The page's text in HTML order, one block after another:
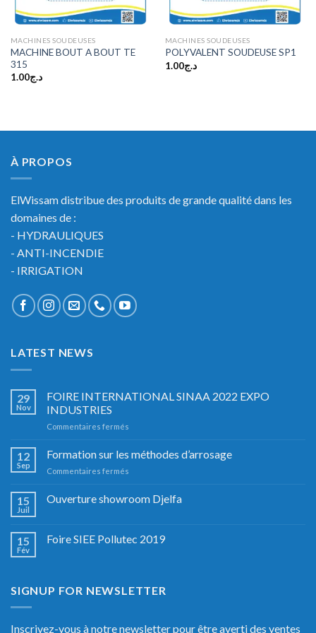
MACHINES SOUDEUSES
MACHINE BOUT A BOUT TE
315
د.ج1.00
MACHINES SOUDEUSES
POLYVALENT SOUDEUSE SP1
د.ج1.00
À PROPOS
ElWissam distribue des produits de grande qualité dans les
domaines de :
- HYDRAULIQUES
- ANTI-INCENDIE
- IRRIGATION
LATEST NEWS
29
Nov
FOIRE INTERNATIONAL SINAA 2022 EXPO
INDUSTRIES
Commentaires fermés
INTERNATIONAL
SINAA
INDUSTRIES
12
Sep
Formation sur les méthodes d’arrosage
Commentaires fermés
les
15
Juil
Ouverture showroom Djelfa
15
Fév
Foire SIEE Pollutec 2019
SIGNUP FOR NEWSLETTER
Inscrivez-vous à notre newsletter pour être averti des ventes